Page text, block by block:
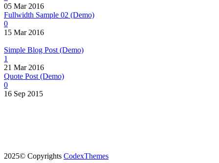
05 Mar 2016
Fullwidth Sample 02 (Demo)
0
15 Mar 2016
Simple Blog Post (Demo)
1
21 Mar 2016
Quote Post (Demo)
0
16 Sep 2015
2025© Copyrights CodexThemes